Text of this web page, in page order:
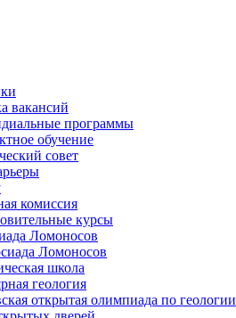
вакансий
программы
обучение
совет
комиссия
курсы
Ломоносов
Ломоносов
школа
геология
открытая олимпиада по геологии